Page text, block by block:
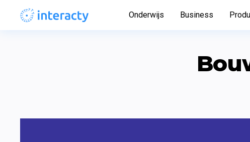
Onderwijs Business